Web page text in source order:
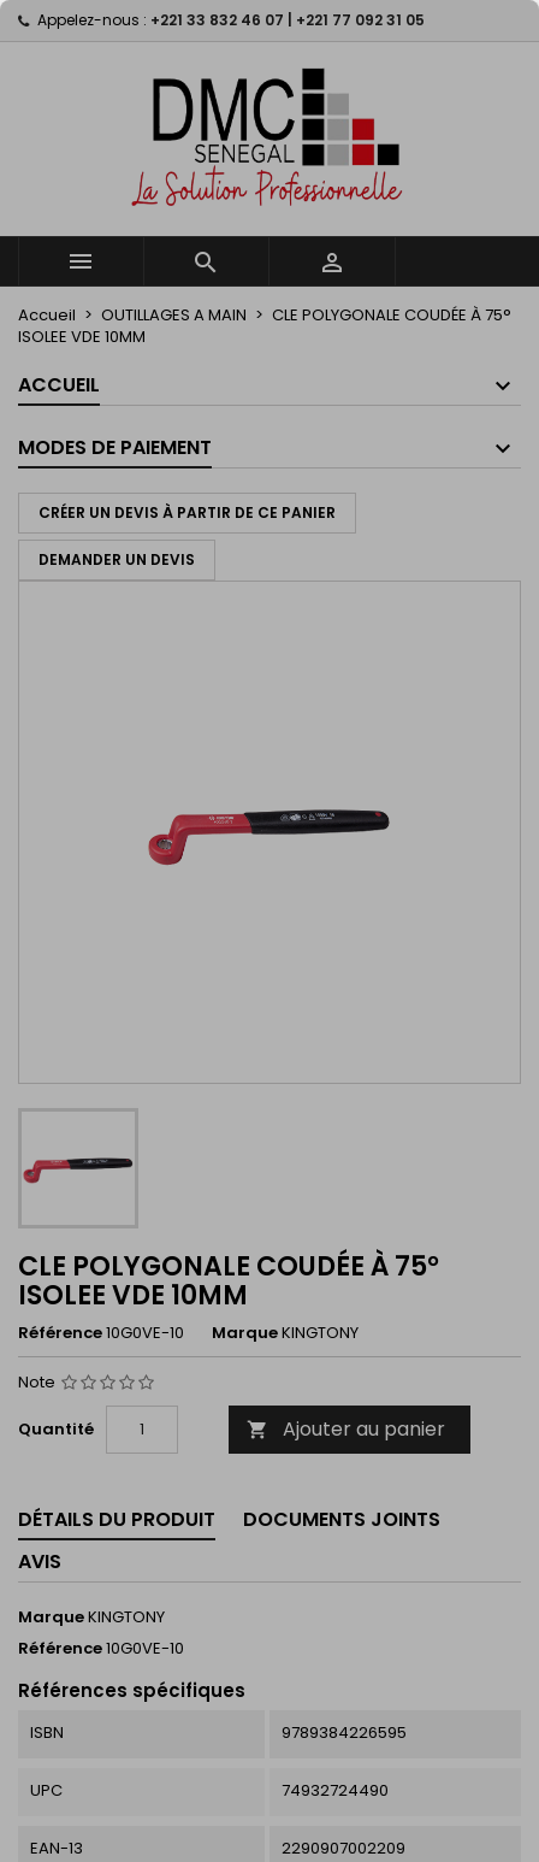
Appelez-nous : +221 33 832 46 07 | +221 77 092 31 05
  
Accueil OUTILLAGES A MAIN
CLE POLYGONALE COUDÉE À 75°
ISOLEE VDE 10MM
ACCUEIL
MODES DE PAIEMENT
CRÉER UN DEVIS À PARTIR DE CE PANIER
DEMANDER UN DEVIS
CLE POLYGONALE COUDÉE À 75°
ISOLEE VDE 10MM
Référence10G0VE-10 MarqueKINGTONY
Note
Quantité  Ajouter au panier
DÉTAILS DU PRODUIT
DOCUMENTS JOINTS
AVIS
MarqueKINGTONY
Référence10G0VE-10
Références spécifiques
ISBN 9789384226595
UPC 74932724490
EAN-13 2290907002209
My wishlists ×
add_circle_outlineCreate new list
((title)) ×
((cancelText)) ((createText))
Connexion ×
Vous devez être connecté pour ajouter des produits
à votre liste d'envies.
((cancelText)) ((loginText))